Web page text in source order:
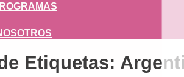
Etiquetas: